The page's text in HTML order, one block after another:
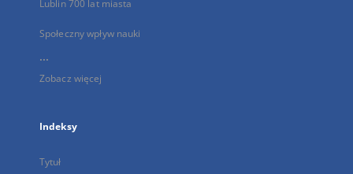
Lublin 700 lat miasta
Społeczny wpływ nauki
...
Zobacz więcej
Indeksy
Tytuł